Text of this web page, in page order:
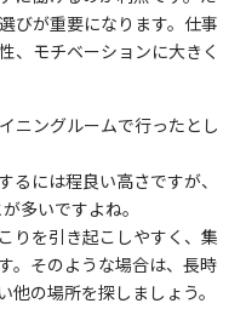
びが重要になります。仕事
、モチベーションに大きく
ニングルームで行ったとし
るには程良い高さですが、
多いですよね。
りを引き起こしやすく、集
。そのような場合は、長時
の場所を探しましょう。